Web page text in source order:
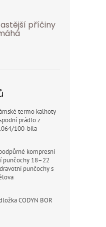
příčiny
termo kalhoty
prádlo z
100-bíla
kompresní
punčochy 18–22
punčochy s
CODYN BOR